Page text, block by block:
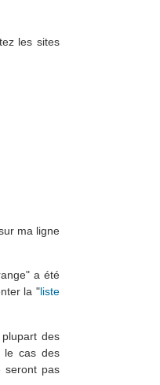
les sites
ma ligne
a été
la "liste
des
le cas des
seront pas